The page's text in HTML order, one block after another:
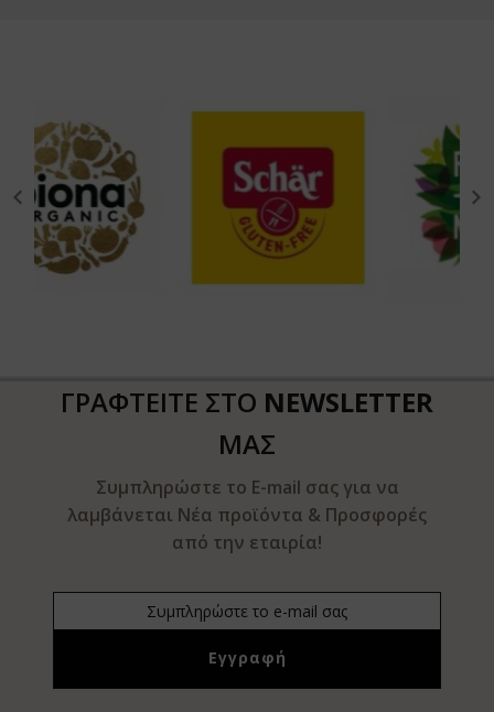
ΓΡΑΦΤΕΙΤΕ ΣΤΟ NEWSLETTER
ΜΑΣ
Συμπληρώστε το E-mail σας για να
λαμβάνεται Νέα προϊόντα & Προσφορές
από την εταιρία!